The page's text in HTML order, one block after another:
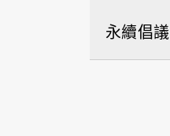
永續倡議